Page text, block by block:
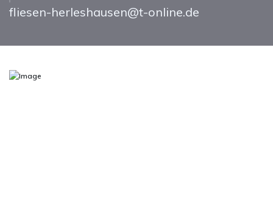
fliesen-herleshausen@t-online.de